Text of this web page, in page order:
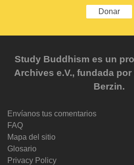
Donar
Study Buddhism es un
Archives e.V., fundada
Berzin.
Envíanos tus comentarios
FAQ
Mapa del sitio
Glosario
Privacy Policy